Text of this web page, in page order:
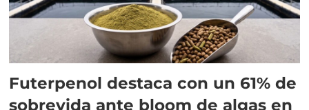
Futerpenol destaca con un 61% de
sobrevida ante bloom de algas en